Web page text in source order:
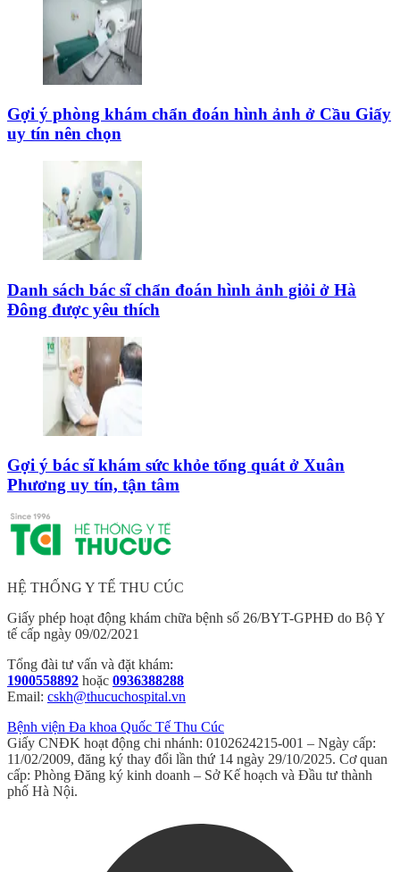
Gợi ý phòng khám chẩn đoán hình ảnh ở Cầu Giấy
uy tín nên chọn
Danh sách bác sĩ chẩn đoán hình ảnh giỏi ở Hà
Đông được yêu thích
Gợi ý bác sĩ khám sức khỏe tổng quát ở Xuân
Phương uy tín, tận tâm
HỆ THỐNG Y TẾ THU CÚC
Giấy phép hoạt động khám chữa bệnh số 26/BYT-GPHĐ do Bộ Y
tế cấp ngày 09/02/2021
Tổng đài tư vấn và đặt khám:
1900558892 hoặc 0936388288
Email: cskh@thucuchospital.vn
Bệnh viện Đa khoa Quốc Tế Thu Cúc
Giấy CNĐK hoạt động chi nhánh: 0102624215-001 – Ngày cấp:
11/02/2009, đăng ký thay đổi lần thứ 14 ngày 29/10/2025. Cơ quan
cấp: Phòng Đăng ký kinh doanh – Sở Kế hoạch và Đầu tư thành
phố Hà Nội.